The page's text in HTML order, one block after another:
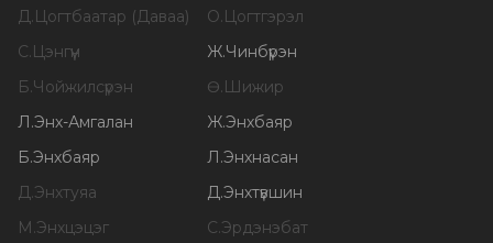
Д. Цогтбаатар (Даваа) О. Цогтгэрэл
С. Цэнгүүн Ж.Чинбүрэн
Б.Чойжилсүрэн Ө. Шижир
Л .Энх-Амгалан Ж.Энхбаяр
Б.Энхбаяр Л .Энхнасан
Д.Энхтуяа Д.Энхтүвшин
М .Энхцэцэг С.Эрдэнэбат